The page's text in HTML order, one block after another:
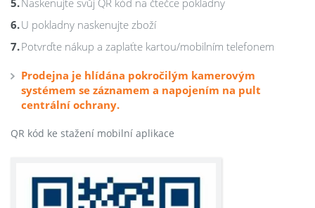
Naskenujte svůj QR kód na čtečce pokladny
U pokladny naskenujte zboží
Potvrďte nákup a zaplaťte kartou/mobilním telefonem
Prodejna je hlídána pokročilým kamerovým
systémem se záznamem a napojením na pult
centrální ochrany.
QR kód ke stažení mobilní aplikace